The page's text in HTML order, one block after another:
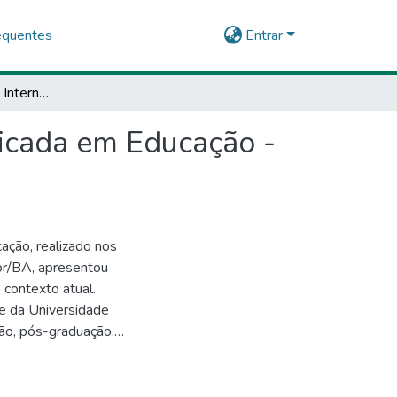
Entrar
Anais do IV Coloquio Internacional de Pesquisa aplicada em Educação - COINPAE
em Educação -
realizado nos
BA, apresentou
da Universidade
pós-graduação,